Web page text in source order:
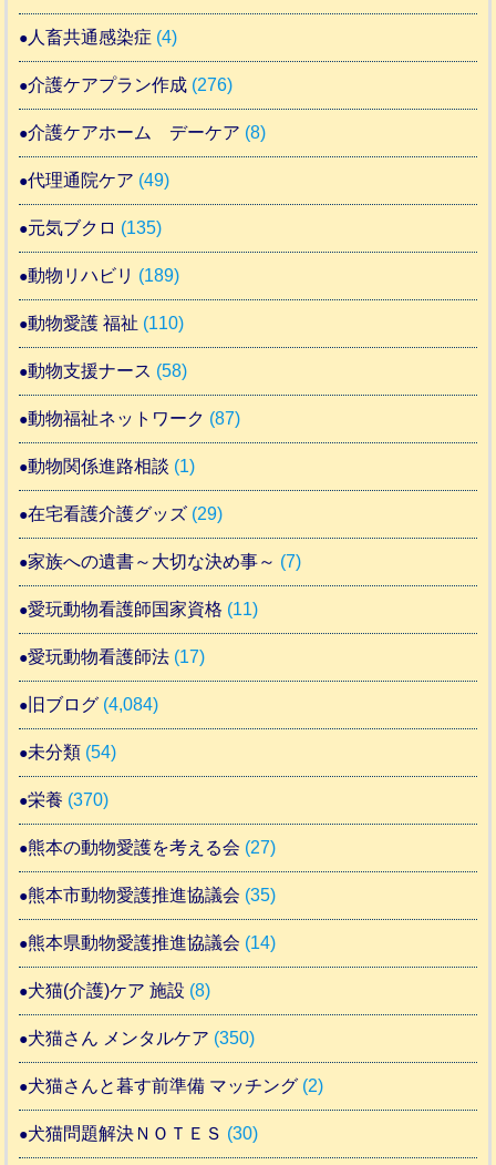
人畜共通感染症 (4)
介護ケアプラン作成 (276)
介護ケアホーム デーケア (8)
代理通院ケア (49)
元気ブクロ (135)
動物リハビリ (189)
動物愛護 福祉 (110)
動物支援ナース (58)
動物福祉ネットワーク (87)
動物関係進路相談 (1)
在宅看護介護グッズ (29)
家族への遺書～大切な決め事～ (7)
愛玩動物看護師国家資格 (11)
愛玩動物看護師法 (17)
旧ブログ (4,084)
未分類 (54)
栄養 (370)
熊本の動物愛護を考える会 (27)
熊本市動物愛護推進協議会 (35)
熊本県動物愛護推進協議会 (14)
犬猫(介護)ケア 施設 (8)
犬猫さん メンタルケア (350)
犬猫さんと暮す前準備 マッチング (2)
犬猫問題解決ＮＯＴＥＳ (30)